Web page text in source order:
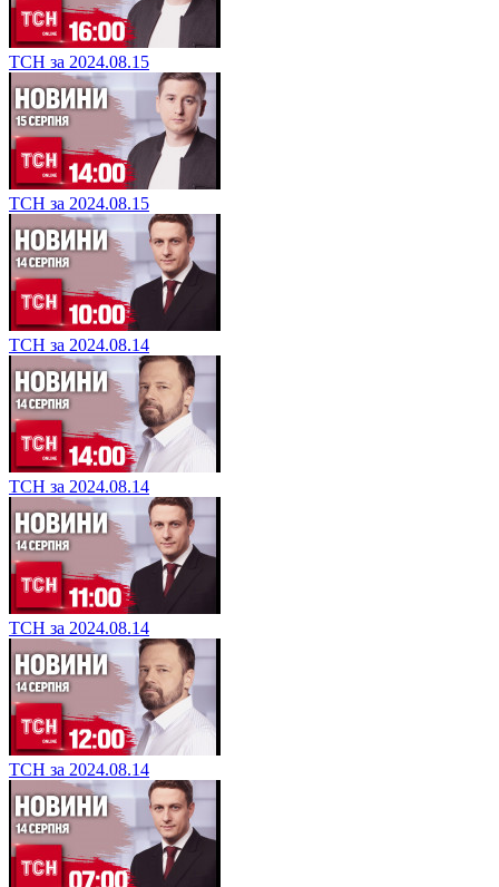
ТСН за 2024.08.15
ТСН за 2024.08.15
ТСН за 2024.08.14
ТСН за 2024.08.14
ТСН за 2024.08.14
ТСН за 2024.08.14